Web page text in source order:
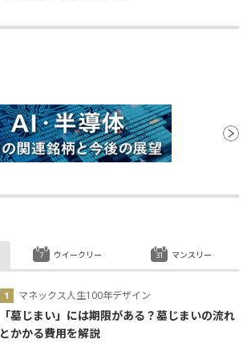
マネックス人生100年デザイン
「墓じまい」には期限がある？墓じまいの流れ
とかかる費用を解説
ウイークリー マンスリー